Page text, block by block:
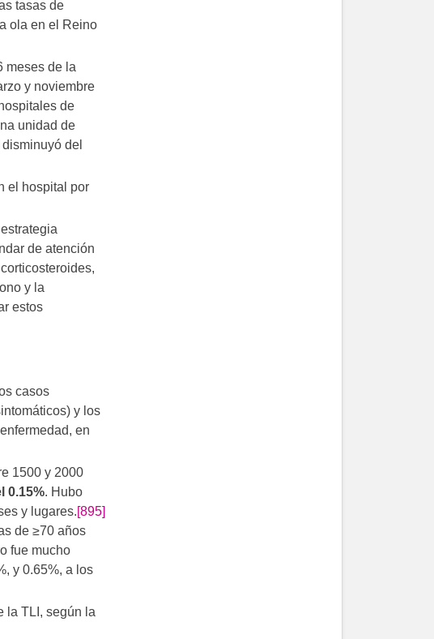
tasas de
ola en el Reino
meses de la
y noviembre
de
unidad de
del
el hospital por
de atención
y la
estos
casos
y los
en
1500 y 2000
0.15%. Hubo
y lugares.[895]
de ≥70 años
fue mucho
y 0.65%, a los
la TLI, según la